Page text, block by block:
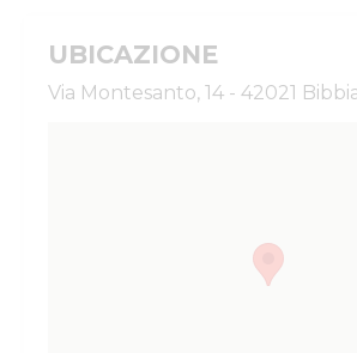
UBICAZIONE
Via Montesanto, 14 - 42021